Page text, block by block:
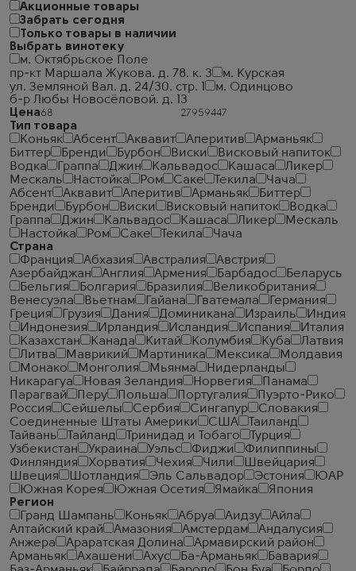
Акционные товары
Забрать сегодня
Только товары в наличии
Выбрать винотеку
м. Октябрьское Поле
пр-кт Маршала Жукова. д. 78. к. 3
м. Курская
ул. Земляной Вал. д. 24/30. стр. 1
м. Одинцово
б-р Любы Новосёловой. д. 13
Цена
Тип товара
Коньяк
Абсент Аквавит Аперитив
Арманьяк
Биттер
Бренди Бурбон Виски
Висковый напиток
Водка
Граппа Джин Кальвадос Кашаса
Ликер
Мескаль
Настойка Ром Саке Текила
Чача
Абсент
Аквавит Аперитив Арманьяк
Биттер
Бренди
Бурбон Виски Висковый напиток
Водка
Граппа
Джин Кальвадос Кашаса Ликер
Мескаль
Настойка
Ром Саке Текила
Чача
Страна
Франция
Абхазия Австралия
Австрия
Азербайджан
Англия Армения Барбадос
Беларусь
Бельгия
Болгария Бразилия
Великобритания
Венесуэла
Вьетнам Гайана Гватемала
Германия
Греция
Грузия Дания Доминикана Израиль
Индия
Индонезия
Ирландия Исландия Испания
Италия
Казахстан
Канада Китай Колумбия Куба
Латвия
Литва
Маврикий Мартиника Мексика
Молдавия
Монако
Монголия Мьянма
Нидерланды
Никарагуа
Новая Зеландия Норвегия
Панама
Парагвай
Перу Польша Португалия
Пуэрто-Рико
Россия
Сейшелы Сербия Сингапур
Словакия
Соединенные Штаты Америки
США
Таиланд
Тайвань
Тайланд Тринидад и Тобаго
Турция
Узбекистан
Украина Уэльс Фиджи
Филиппины
Финляндия
Хорватия Чехия Чили
Швейцария
Швеция
Шотландия Эль Сальвадор Эстония
ЮАР
Южная Корея
Южная Осетия Ямайка
Япония
Регион
Гранд Шампань
Коньяк Абруа Аидзу
Айла
Алтайский край
Амазония Амстердам
Андалусия
Анжера
Араратская Долина
Армавирский район
Арманьяк
Ахашени Ахус Ба-Арманьяк
Бавария